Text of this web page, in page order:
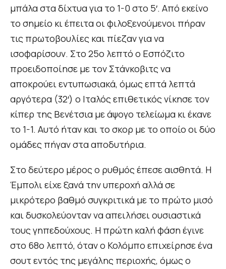
μπάλα στα δίχτυα για το 1-0 στο 5′. Από εκείνο
το σημείο κι έπειτα οι φιλοξενούμενοι πήραν
τις πρωτοβουλίες και πίεζαν για να
ισοφαρίσουν. Στο 25ο λεπτό ο Εσπόζιτο
προειδοποίησε με τον Στάνκοβιτς να
αποκρούει εντυπωσιακά, όμως επτά λεπτά
αργότερα (32′) ο Ιταλός επιθετικός νίκησε τον
κίπερ της Βενέτσια με άψογο τελείωμα κι έκανε
το 1-1. Αυτό ήταν και το σκορ με το οποίο οι δύο
ομάδες πήγαν στα αποδυτήρια.
Στο δεύτερο μέρος ο ρυθμός έπεσε αισθητά. Η
Έμπολι είχε ξανά την υπεροχή αλλά σε
μικρότερο βαθμό συγκριτικά με το πρώτο μισό
και δυσκολεύονταν να απειλήσει ουσιαστικά
τους γηπεδούχους. Η πρώτη καλή φάση έγινε
στο 68ο λεπτό, όταν ο Κολόμπο επιχείρησε ένα
σουτ εντός της μεγάλης περιοχής, όμως ο